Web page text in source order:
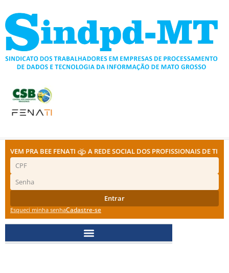
para
conteúdo
VEM PRA BEE FENATI A REDE SOCIAL DOS PROFISSIONAIS DE TI
Entrar
Esqueci minha senhaCadastre-se